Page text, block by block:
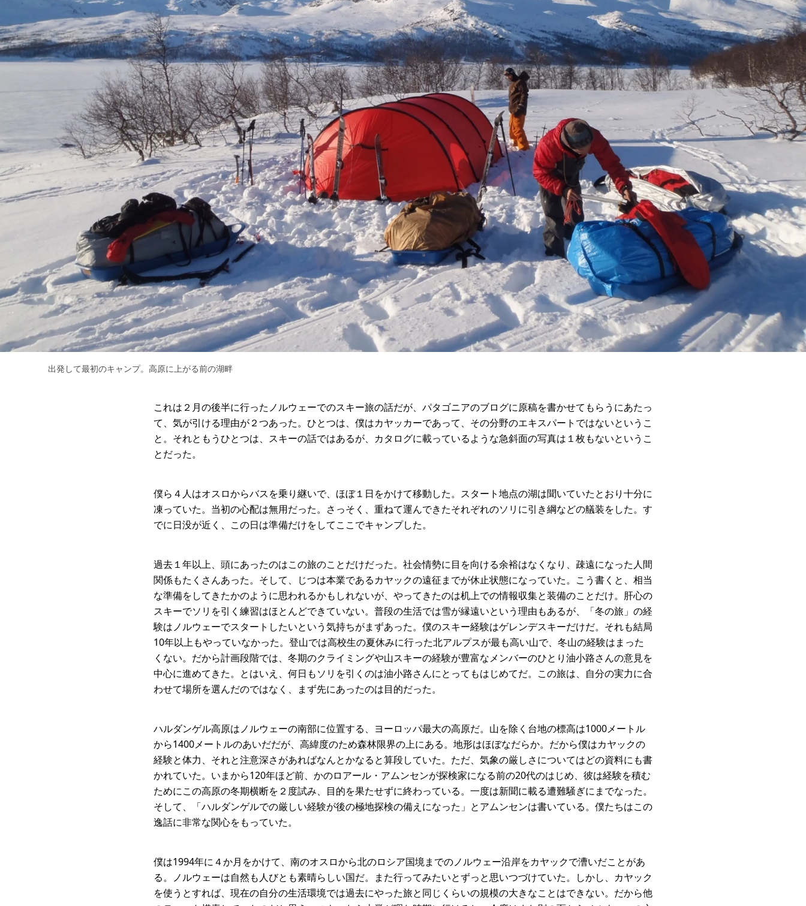
出発して最初のキャンプ。高原に上がる前の湖畔
これは２月の後半に行ったノルウェーでのスキー旅の話だが、パタゴニアのブログに原稿を書かせてもらうにあたっ
て、気が引ける理由が２つあった。ひとつは、僕はカヤッカーであって、その分野のエキスパートではないというこ
と。それともうひとつは、スキーの話ではあるが、カタログに載っているような急斜面の写真は１枚もないというこ
とだった。
僕ら４人はオスロからバスを乗り継いで、ほぼ１日をかけて移動した。スタート地点の湖は聞いていたとおり十分に
凍っていた。当初の心配は無用だった。さっそく、重ねて運んできたそれぞれのソリに引き綱などの艤装をした。す
でに日没が近く、この日は準備だけをしてここでキャンプした。
過去１年以上、頭にあったのはこの旅のことだけだった。社会情勢に目を向ける余裕はなくなり、疎遠になった人間
関係もたくさんあった。そして、じつは本業であるカヤックの遠征までが休止状態になっていた。こう書くと、相当
な準備をしてきたかのように思われるかもしれないが、やってきたのは机上での情報収集と装備のことだけ。肝心の
スキーでソリを引く練習はほとんどできていない。普段の生活では雪が縁遠いという理由もあるが、「冬の旅」の経
験はノルウェーでスタートしたいという気持ちがまずあった。僕のスキー経験はゲレンデスキーだけだ。それも結局
10年以上もやっていなかった。登山では高校生の夏休みに行った北アルプスが最も高い山で、冬山の経験はまった
くない。だから計画段階では、冬期のクライミングや山スキーの経験が豊富なメンバーのひとり油小路さんの意見を
中心に進めてきた。とはいえ、何日もソリを引くのは油小路さんにとってもはじめてだ。この旅は、自分の実力に合
わせて場所を選んだのではなく、まず先にあったのは目的だった。
ハルダンゲル高原はノルウェーの南部に位置する、ヨーロッパ最大の高原だ。山を除く台地の標高は1000メートル
から1400メートルのあいだだが、高緯度のため森林限界の上にある。地形はほぼなだらか。だから僕はカヤックの
経験と体力、それと注意深さがあればなんとかなると算段していた。ただ、気象の厳しさについてはどの資料にも書
かれていた。いまから120年ほど前、かのロアール・アムンセンが探検家になる前の20代のはじめ、彼は経験を積む
ためにこの高原の冬期横断を２度試み、目的を果たせずに終わっている。一度は新聞に載る遭難騒ぎにまでなった。
そして、「ハルダンゲルでの厳しい経験が後の極地探検の備えになった」とアムンセンは書いている。僕たちはこの
逸話に非常な関心をもっていた。
僕は1994年に４か月をかけて、南のオスロから北のロシア国境までのノルウェー沿岸をカヤックで漕いだことがあ
る。ノルウェーは自然も人びとも素晴らしい国だ。また行ってみたいとずっと思いつづけていた。しかし、カヤック
を使うとすれば、現在の自分の生活環境では過去にやった旅と同じくらいの規模の大きなことはできない。だから他